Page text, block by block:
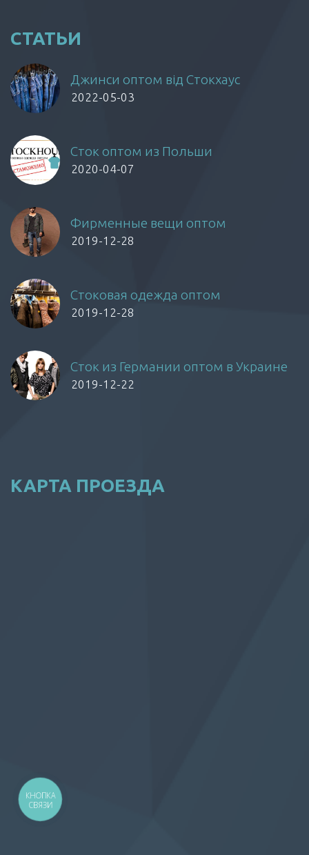
СТАТЬИ
Джинси оптом від Стокхаус
2022-05-03
Сток оптом из Польши
2020-04-07
Фирменные вещи оптом
2019-12-28
Стоковая одежда оптом
2019-12-28
Сток из Германии оптом в Украине
2019-12-22
КАРТА ПРОЕЗДА
КНОПКА
СВЯЗИ